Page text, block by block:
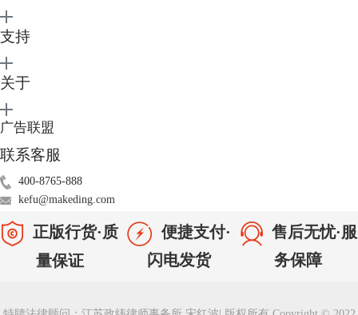
这里先以小编自用的BetterZip为例，来说明下Mac如何解压RAR格式压缩
文档，后面会帮大家综合比对更多Mac解压软件。BetterZip是一款功能强
压方式也非常简单易操作：
1）下载安装并运行软件，点击屏幕左上菜单栏“BetterZip-首选项”；
支持
关于
广告联盟
联系客服
400-8765-888
kefu@makeding.com
正版行货·质
量保证
便捷支付·
闪电发货
售后无忧·服
务保障